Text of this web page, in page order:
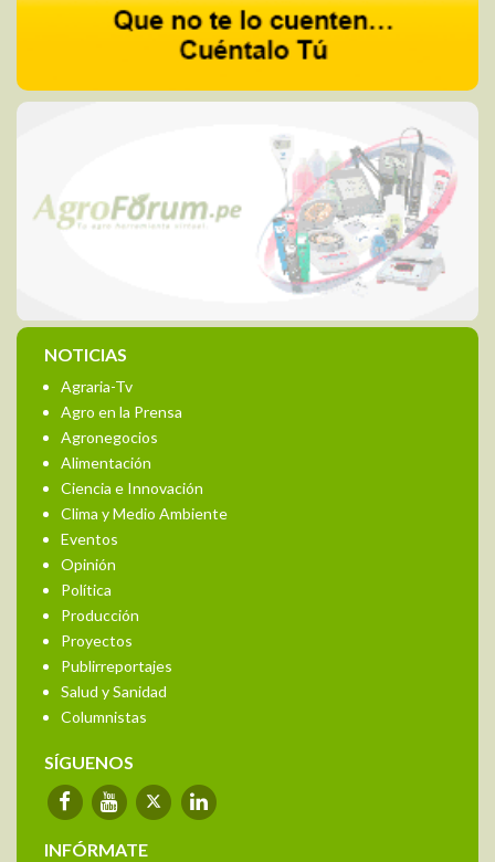
NOTICIAS
Agraria-Tv
Agro en la Prensa
Agronegocios
Alimentación
Ciencia e Innovación
Clima y Medio Ambiente
Eventos
Opinión
Política
Producción
Proyectos
Publirreportajes
Salud y Sanidad
Columnistas
SÍGUENOS
INFÓRMATE